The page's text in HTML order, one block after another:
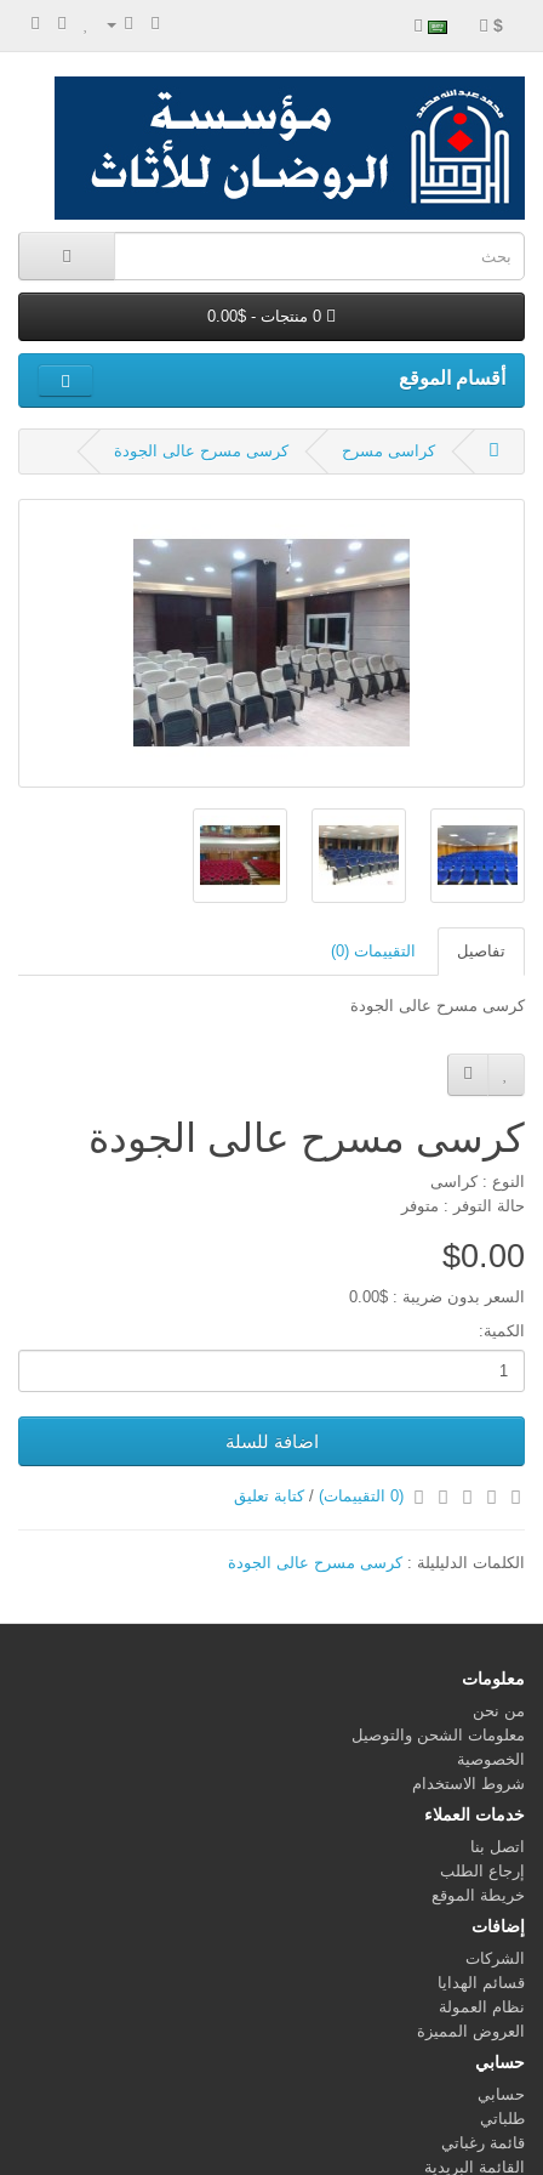
$
0 منتجات - $0.00
أقسام الموقع
كراسى مسرح كرسى مسرح عالى الجودة
تفاصيل التقييمات (0)
كرسى مسرح عالى الجودة
كرسى مسرح عالى الجودة
النوع : كراسى
حالة التوفر : متوفر
$0.00
السعر بدون ضريبة : $0.00
الكمية:
اضافة للسلة
(0 التقييمات) /كتابة تعليق
الكلمات الدليليلة :كرسى مسرح عالى الجودة
معلومات
من نحن
معلومات الشحن والتوصيل
الخصوصية
شروط الاستخدام
خدمات العملاء
اتصل بنا
إرجاع الطلب
خريطة الموقع
إضافات
الشركات
قسائم الهدايا
نظام العمولة
العروض المميزة
حسابي
حسابي
طلباتي
قائمة رغباتي
القائمة البريدية